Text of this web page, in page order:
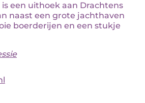
een uithoek aan Drachtens
naast een grote jachthaven
boerderijen en een stukje